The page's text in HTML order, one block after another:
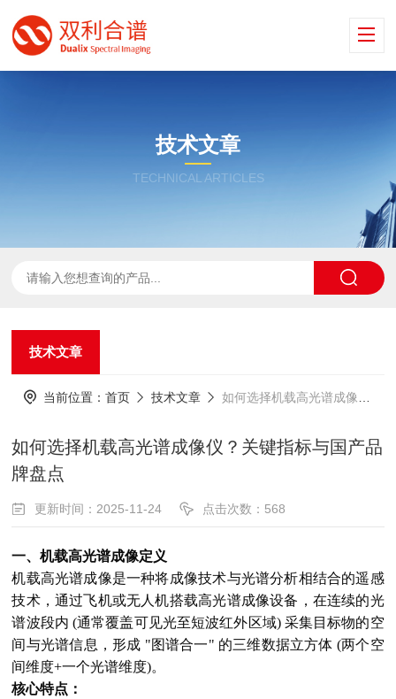
技术文章
TECHNICAL ARTICLES
技术文章
当前位置：首页 技术文章 如何选择机载高光谱成像仪？关键指标与国产品牌盘点
如何选择机载高光谱成像仪？关键指标与国产品
牌盘点
更新时间：2025-11-24 点击次数：568
一、机载高光谱成像定义
机载高光谱成像是一种将成像技术与光谱分析相结合的遥感
技术，通过飞机或无人机搭载高光谱成像设备，在连续的光
谱波段内 (通常覆盖可见光至短波红外区域) 采集目标物的空
间与光谱信息，形成 "图谱合一" 的三维数据立方体 (两个空
间维度+一个光谱维度)。
核心特点：